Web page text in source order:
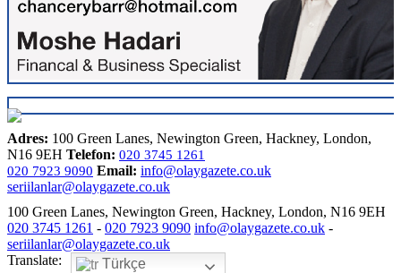
Adres: 100 Green Lanes, Newington Green, Hackney, London,
N16 9EH Telefon: 020 3745 1261
020 7923 9090 Email: info@olaygazete.co.uk
seriilanlar@olaygazete.co.uk
100 Green Lanes, Newington Green, Hackney, London, N16 9EH
020 3745 1261 - 020 7923 9090 info@olaygazete.co.uk -
seriilanlar@olaygazete.co.uk
Translate:
Türkçe